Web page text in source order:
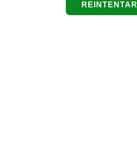
REINTENTAR